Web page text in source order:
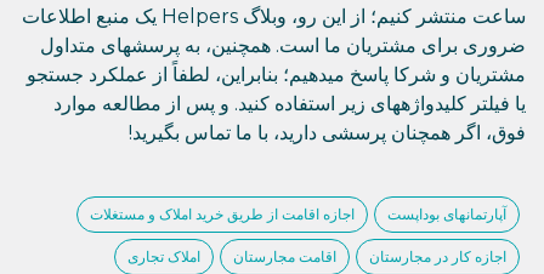
ساعت منتشر کنیم؛ از این رو، وبلاگ Helpers یک منبع اطلاعات
ضروری برای مشتریان ما است. همچنین، به پرسشهای متداول
مشتریان و شرکا پاسخ میدهیم؛ بنابراین، لطفاً از عملکرد جستجو
یا فیلتر کلیدواژههای زیر استفاده کنید. و پس از مطالعه موارد
فوق، اگر همچنان پرسشی دارید، با ما تماس بگیرید!
آپارتمانهای بوداپست اجازه اقامت از طریق خرید املاک و مستغلات
اجازه کار در مجارستان اقامت مجارستان املاک تجاری